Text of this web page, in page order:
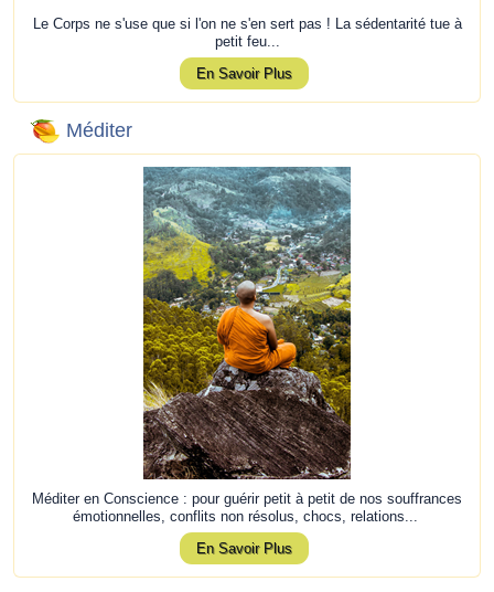
Le Corps ne s'use que si l'on ne s'en sert pas ! La sédentarité tue à
petit feu...
En Savoir Plus
Méditer
Méditer en Conscience : pour guérir petit à petit de nos souffrances
émotionnelles, conflits non résolus, chocs, relations...
En Savoir Plus